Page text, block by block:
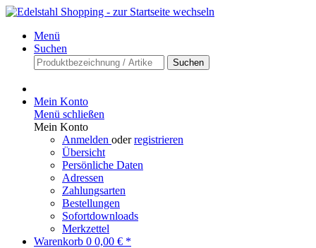
Menü
Suchen
Suchen
Mein Konto
Menü schließen
Mein Konto
Anmelden oderregistrieren
Übersicht
Persönliche Daten
Adressen
Zahlungsarten
Bestellungen
Sofortdownloads
Merkzettel
Warenkorb 0 0,00 € *